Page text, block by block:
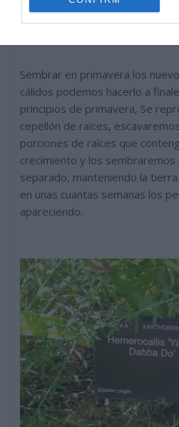
Sembrar en primavera los
cálidos podemos hacerlo a
principios de primavera, Se
cepellón de raíces,
porciones de raíces que
crecimiento y los sembraremos
separado, manteniendo la
en unas cuantas semanas los
apareciendo.